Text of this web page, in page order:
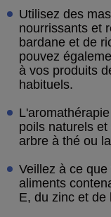
Utilisez des
nourrissants et
bardane et de
pouvez
à vos produits
habituels.
poils naturels
arbre à thé ou
Veillez à ce
aliments
E, du zinc et de